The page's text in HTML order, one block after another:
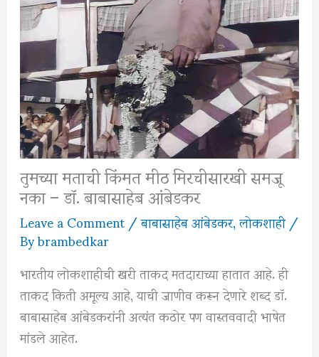
तुमच्या मताची किंमत मीठ मिरचीसारखी समजू
नका – डॉ. बाबासाहेब आंबेडकर
Leave a Comment/बाबासाहेब आंबेडकर,लोकशाही/
Bybrambedkar
भारतीय लोकशाहीची खरी ताकद मतदाराच्या हातात आहे. ही
ताकद किती अमूल्य आहे, याची जाणीव करून देणारे शब्द डॉ.
बाबासाहेब आंबेडकरांनी अत्यंत कठोर पण वास्तववादी भाषेत
मांडले आहेत.